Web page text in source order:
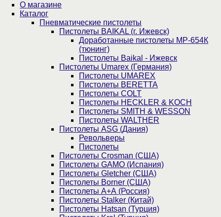
О магазине
Каталог
Пнев­ма­ти­чес­кие пистолеты
Пистолеты BAIKAL (г. Ижевск)
Доработанные пистолеты МР-654К
(тюнинг)
Пистолеты Baikal - Ижевск
Пистолеты Umarex (Германия)
Пистолеты UMAREX
Пистолеты BERETTA
Пистолеты COLT
Пистолеты HECKLER & KOCH
Пистолеты SMITH & WESSON
Пистолеты WALTHER
Пистолеты ASG (Дания)
Револьверы
Пистолеты
Пистолеты Crosman (США)
Пистолеты GAMO (Испания)
Пистолеты Gletcher (США)
Пистолеты Borner (США)
Пистолеты А+А (Россия)
Пистолеты Stalker (Китай)
Пистолеты Hatsan (Турция)